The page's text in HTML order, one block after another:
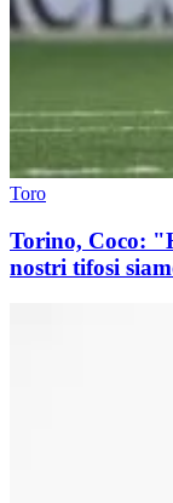
Toro
Torino, Coco:
nostri tifosi